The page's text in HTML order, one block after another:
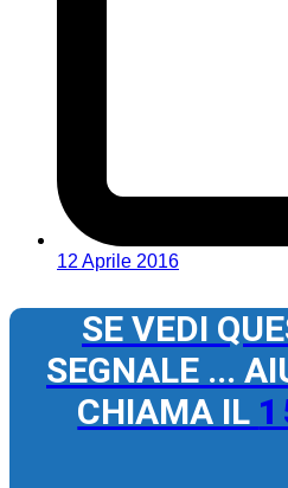
12 Aprile 2016
SE VEDI
SEGNALE ...
CHIAMA IL